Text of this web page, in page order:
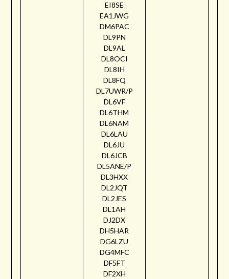
EI8SE
EA1JWG
DM6PAC
DL9PN
DL9AL
DL8OCI
DL8IH
DL8FQ
DL7UWR/P
DL6VF
DL6THM
DL6NAM
DL6LAU
DL6JU
DL6JCB
DL5ANE/P
DL3HXX
DL2JQT
DL2JES
DL1AH
DJ2DX
DH5HAR
DG6LZU
DG4MFC
DF5FT
DF2XH